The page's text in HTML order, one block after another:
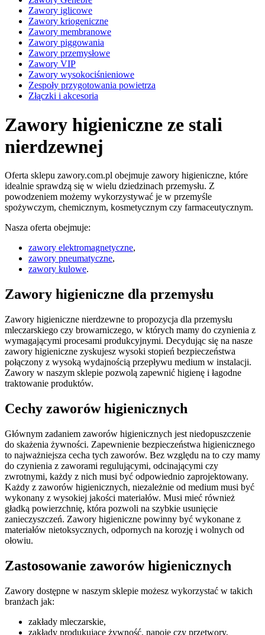
Zawory iglicowe
Zawory kriogeniczne
Zawory membranowe
Zawory piggowania
Zawory przemysłowe
Zawory VIP
Zawory wysokociśnieniowe
Zespoły przygotowania powietrza
Złączki i akcesoria
Zawory higieniczne ze stali
nierdzewnej
Oferta sklepu zawory.com.pl obejmuje zawory higieniczne, które
idealnie sprawdzą się w wielu dziedzinach przemysłu. Z
powodzeniem możemy wykorzystywać je w przemyśle
spożywczym, chemicznym, kosmetycznym czy farmaceutycznym.
Nasza oferta obejmuje:
zawory elektromagnetyczne,
zawory pneumatyczne,
zawory kulowe.
Zawory higieniczne dla przemysłu
Zawory higieniczne nierdzewne to propozycja dla przemysłu
mleczarskiego czy browarniczego, w których mamy do czynienia z
wymagającymi procesami produkcyjnymi. Decydując się na nasze
zawory higieniczne zyskujesz wysoki stopień bezpieczeństwa
połączony z wysoką wydajnością przepływu medium w instalacji.
Zawory w naszym sklepie pozwolą zapewnić higienę i łagodne
traktowanie produktów.
Cechy zaworów higienicznych
Głównym zadaniem zaworów higienicznych jest niedopuszczenie
do skażenia żywności. Zapewnienie bezpieczeństwa higienicznego
to najważniejsza cecha tych zaworów. Bez względu na to czy mamy
do czynienia z zaworami regulującymi, odcinającymi czy
zwrotnymi, każdy z nich musi być odpowiednio zaprojektowany.
Każdy z zaworów higienicznych, niezależnie od medium musi być
wykonany z wysokiej jakości materiałów. Musi mieć również
gładką powierzchnię, która pozwoli na szybkie usunięcie
zanieczyszczeń. Zawory higieniczne powinny być wykonane z
materiałów nietoksycznych, odpornych na korozję i wolnych od
ołowiu.
Zastosowanie zaworów higienicznych
Zawory dostępne w naszym sklepie możesz wykorzystać w takich
branżach jak:
zakłady mleczarskie,
zakłady produkujące żywność, napoje czy przetwory,